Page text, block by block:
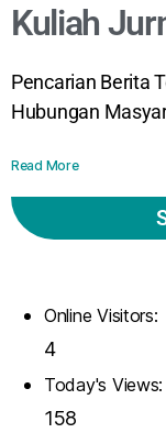
Kuliah
Pencarian Berita
Hubungan
Read More
Online Visitors:
4
Today's Views:
158